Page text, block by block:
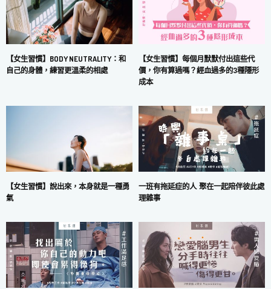
【女生習慣】BODY NEUTRALITY：和
自己的身體，練習更溫柔的相處
【女生習慣】每個月默默付出這些代
價，你有算過嗎？經血過多的3種隱形
成本
【女生習慣】說出來，本身就是一種勇
氣
一班有拖延症的人 聚在一起陪伴彼此處
理雜事